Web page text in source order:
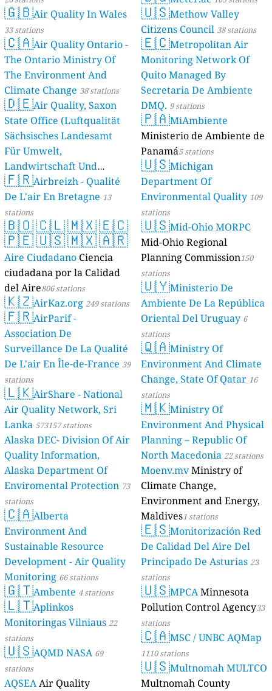
🇬🇧Air Quality In Wales
33 stations
🇨🇦Air Quality Ontario -
The Ontario Ministry Of
The Environment And
Climate Change 38 stations
🇩🇪Air Quality, Saxon
State Office (Luftqualität
Sächsisches Landesamt
Für Umwelt,
Landwirtschaft Und
Geologie) 50 stations
🇫🇷Airbreizh - Qualité
De L'air En Bretagne 13
stations
🇧🇴🇨🇱🇲🇽🇪🇨
🇵🇪🇺🇸🇲🇽🇦🇷
Aire Ciudadano Ciencia
ciudadana por la Calidad
del Aire806 stations
🇰🇿AirKaz.org 249 stations
🇫🇷AirParif -
Association De
Surveillance De La Qualité
De L'air En Île-de-France 39
stations
🇱🇰AirShare - National
Air Quality Network, Sri
Lanka 573157 stations
Alaska DEC- Division Of Air
Quality Information,
Alaska Department Of
Enviromental Protection 73
stations
🇨🇦Alberta
Environment And
Sustainable Resource
Development - Air Quality
Monitoring 66 stations
🇬🇹Ambente 4 stations
🇱🇹Aplinkos
Monitoringas Vilniaus 22
stations
🇺🇸AQMD NASA 69
stations
AQSEAAir Quality
🇺🇸Methow Valley
Citizens Council 38 stations
🇪🇨Metropolitan Air
Monitoring Network Of
Quito Managed By
Secretaria De Ambiente
DMQ. 9 stations
🇵🇦MiAmbiente
Ministerio de Ambiente de
Panamá5 stations
🇺🇸Michigan
Department Of
Environmental Quality 109
stations
🇺🇸Mid-Ohio MORPC
Mid-Ohio Regional
Planning Commission150
stations
🇺🇾Ministerio De
Ambiente De La República
Oriental Del Uruguay 6
stations
🇶🇦Ministry Of
Environment And Climate
Change, State Of Qatar 16
stations
🇲🇰Ministry Of
Environment And Physical
Planning – Republic Of
North Macedonia 22 stations
Moenv.mvMinistry of
Climate Change,
Environment and Energy,
Maldives1 stations
🇪🇸Monitorización Red
De Calidad Del Aire Del
Principado De Asturias 23
stations
🇺🇸MPCAMinnesota
Pollution Control Agency33
stations
🇨🇦MSC / UNBC AQMap
1110 stations
🇺🇸Multnomah MULTCO
Multnomah County